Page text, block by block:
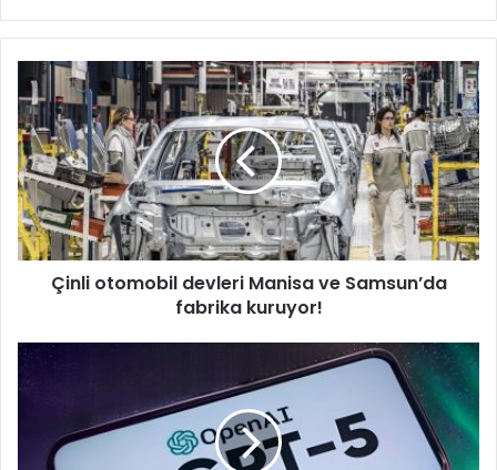
Çinli
otomobil
devleri
Manisa
ve
Samsun’da
fabrika
kuruyor!
Çinli otomobil devleri Manisa ve Samsun’da
fabrika kuruyor!
ChatGPT-
OpenAI’ın